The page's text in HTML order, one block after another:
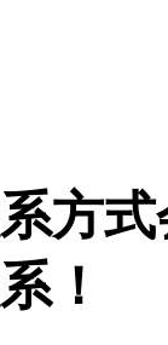
方
！